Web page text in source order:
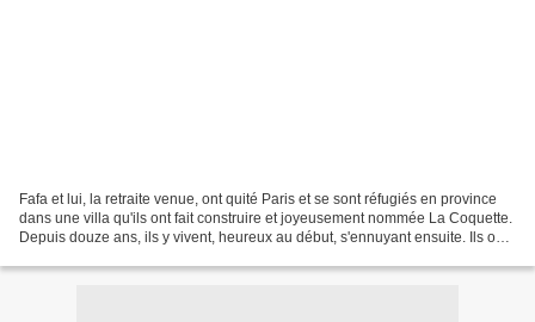
Fafa et lui, la retraite venue, ont quité Paris et se sont réfugiés en province
dans une villa qu'ils ont fait construire et joyeusement nommée La Coquette.
Depuis douze ans, ils y vivent, heureux au début, s'ennuyant ensuite. Ils ont,